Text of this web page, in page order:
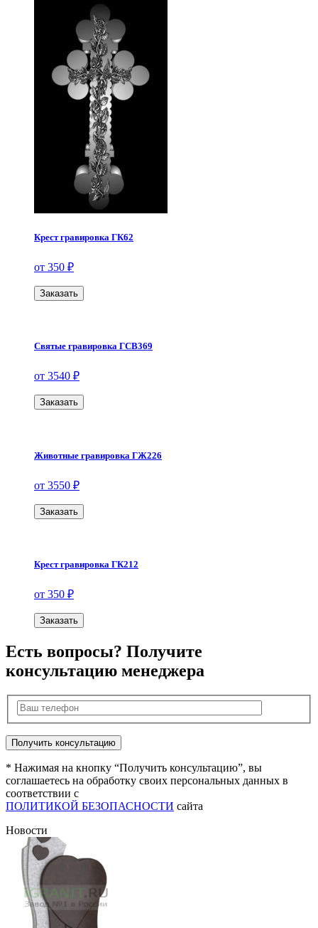
Крест гравировка ГК62
от 350 ₽
Заказать
Святые гравировка ГСВ369
от 3540 ₽
Заказать
Животные гравировка ГЖ226
от 3550 ₽
Заказать
Крест гравировка ГК212
от 350 ₽
Заказать
Есть вопросы? Получите
консультацию менеджера
* Нажимая на кнопку “Получить консультацию”, вы
соглашаетесь на обработку своих персональных данных в
соответствии с
ПОЛИТИКОЙ БЕЗОПАСНОСТИ сайта
Новости